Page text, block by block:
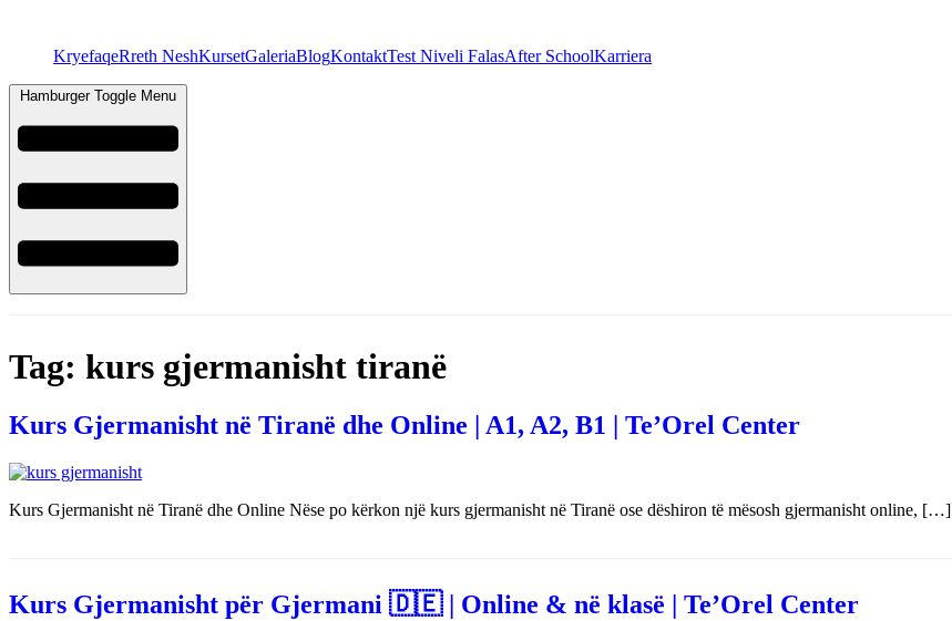
KryefaqeRreth NeshKursetGaleriaBlogKontaktTest Niveli FalasAfter SchoolKarriera
Hamburger Toggle Menu
Tag: kurs gjermanisht tiranë
Kurs Gjermanisht në Tiranë dhe Online | A1, A2, B1 | Te’Orel Center
Kurs Gjermanisht në Tiranë dhe Online Nëse po kërkon një kurs gjermanisht në Tiranë ose dëshiron të mësosh gjermanisht online, […]
Kurs Gjermanisht për Gjermani 🇩🇪 | Online & në klasë | Te’Orel Center